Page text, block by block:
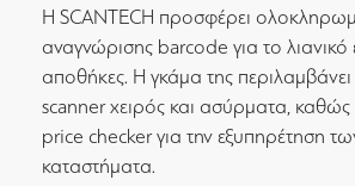
Η SCANTECH προσφέρει
αναγνώρισης barcode για το λιανικό
αποθήκες. Η γκάμα της περιλαμβάνει
scanner χειρός και ασύρματα, καθώς
price checker για την εξυπηρέτηση
καταστήματα.